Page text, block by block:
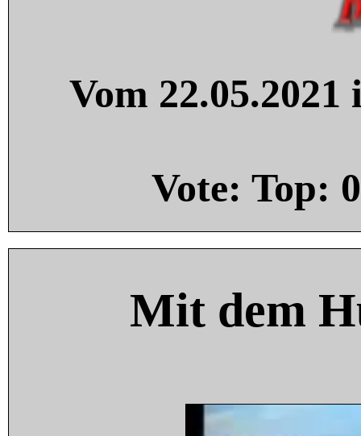
Vom
Vote: Top: 0
Mit dem